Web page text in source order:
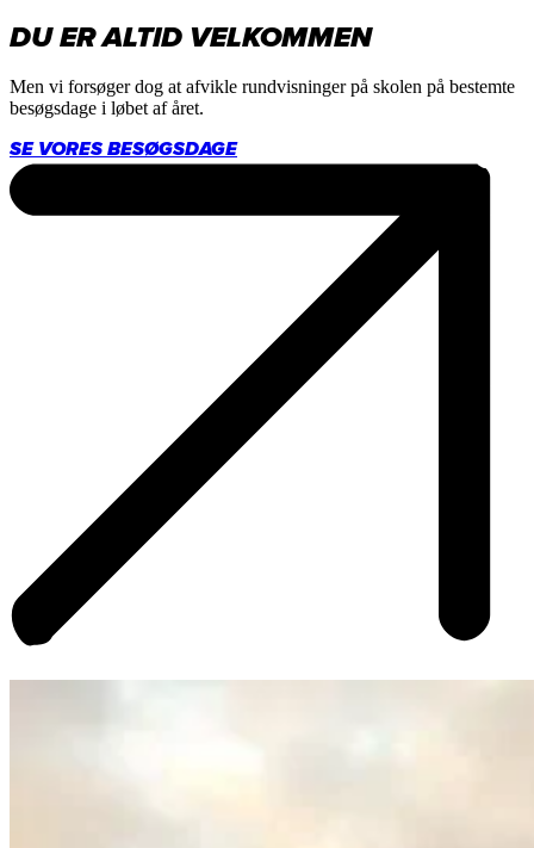
DU ER ALTID VELKOMMEN
Men vi forsøger dog at afvikle rundvisninger på skolen på bestemte
besøgsdage i løbet af året.
SE VORES BESØGSDAGE